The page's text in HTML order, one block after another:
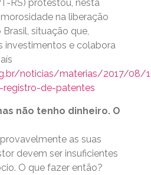
RS) protestou, nesta
na liberação
situação que,
investimentos e colabora
noticias/materias/2017/08/
de-patentes
não tenho dinheiro. O
as suas
devem ser insuficientes
O que fazer então?